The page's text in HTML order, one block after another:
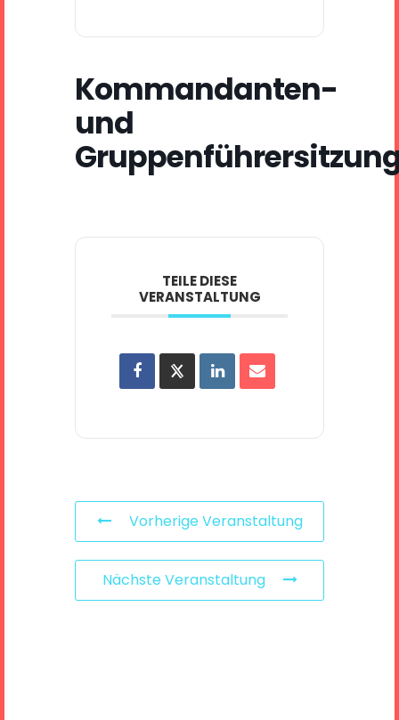
Kommandanten-
und
TEILE DIESE
VERANSTALTUNG
Vorherige Veranstaltung
Nächste Veranstaltung